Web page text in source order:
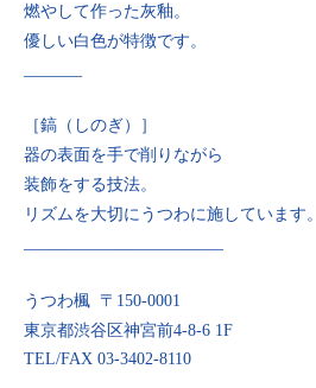
燃やして作った灰釉。
優しい白色が特徴です。
［鎬（しのぎ）］
器の表面を手で削りながら
装飾をする技法。
リズムを大切にうつわに施しています。
うつわ楓 〒150-0001
東京都渋谷区神宮前4-8-6 1F
TEL/FAX 03-3402-8110